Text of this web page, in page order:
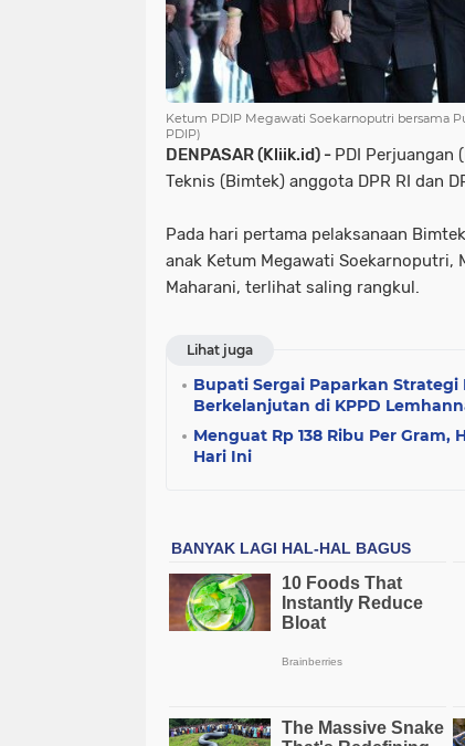
Ketum PDIP Megawati Soekarnoputri bersama
PDIP)
DENPASAR (Kliik.id) - PDI Perjuangan
Teknis (Bimtek) anggota DPR RI dan
Pada hari pertama pelaksanaan
anak Ketum Megawati Soekarnoputri,
Maharani, terlihat saling rangkul.
Lihat juga
Bupati Sergai Paparkan
Berkelanjutan di KPPD
Menguat Rp 138 Ribu Per Gram,
Hari Ini